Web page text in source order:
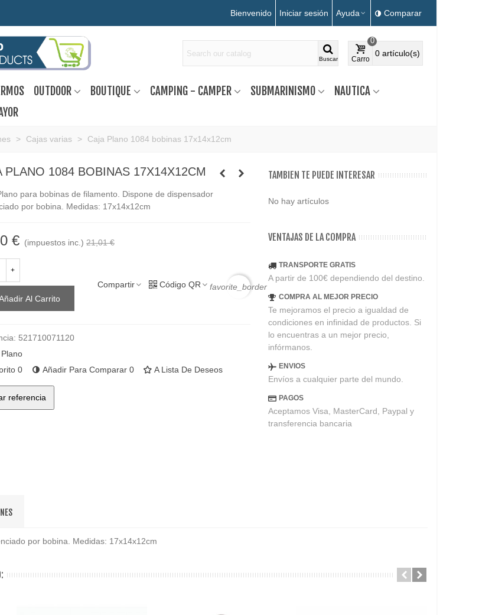
Bienvenido Iniciar sesión Ayuda Comparar
Buscar Carro
0
0 artículo(s)
OUTDOOR BOUTIQUE CAMPING - CAMPER SUBMARINISMO
NAUTICA
> Cajas varias > Caja Plano 1084 bobinas 17x14x12cm
PLANO 1084 BOBINAS 17X14X12CM
para bobinas de filamento. Dispone de dispensador
por bobina. Medidas: 17x14x12cm
€ (impuestos inc.) 21,01 €
+
Al Carrito
Compartir Código QR favorite_border
521710071120
Plano
0 Añadir Para Comparar 0 A Lista De Deseos
referencia
TAMBIEN TE PUEDE INTERESAR
No hay artículos
VENTAJAS DE LA COMPRA
TRANSPORTE GRATIS
A partir de 100€ dependiendo del destino.
COMPRA AL MEJOR PRECIO
Te mejoramos el precio a igualdad de
condiciones en infinidad de productos. Si
lo encuentras a un mejor precio,
infórmanos.
ENVIOS
Envíos a cualquier parte del mundo.
PAGOS
Aceptamos Visa, MasterCard, Paypal y
transferencia bancaria
por bobina. Medidas: 17x14x12cm